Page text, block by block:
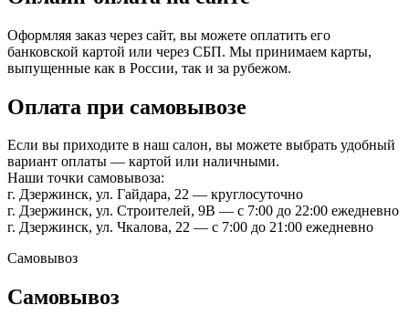
Оформляя заказ через сайт, вы можете оплатить его
банковской картой или через СБП. Мы принимаем карты,
выпущенные как в России, так и за рубежом.
Оплата при самовывозе
Если вы приходите в наш салон, вы можете выбрать удобный
вариант оплаты — картой или наличными.
Наши точки самовывоза:
г. Дзержинск, ул. Гайдара, 22 — круглосуточно
г. Дзержинск, ул. Строителей, 9В — с 7:00 до 22:00 ежедневно
г. Дзержинск, ул. Чкалова, 22 — с 7:00 до 21:00 ежедневно
Самовывоз
Самовывоз